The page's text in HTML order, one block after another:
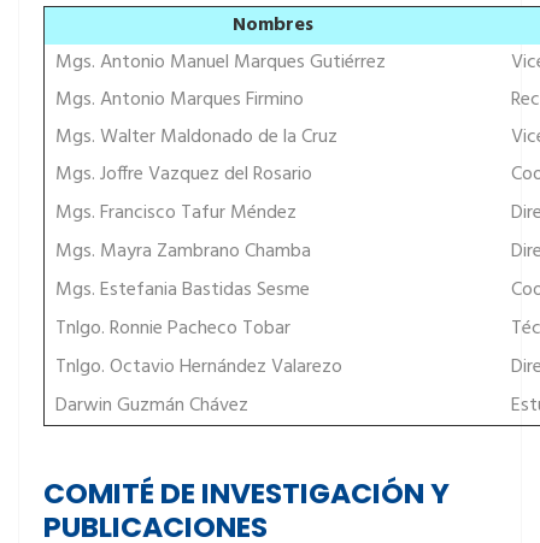
Nombres
Mgs. Antonio Manuel Marques Gutiérrez
Mgs. Antonio Marques Firmino
Mgs. Walter Maldonado de la Cruz
Mgs. Joffre Vazquez del Rosario
Mgs. Francisco Tafur Méndez
Mgs. Mayra Zambrano Chamba
Mgs. Estefania Bastidas Sesme
Tnlgo. Ronnie Pacheco Tobar
Tnlgo. Octavio Hernández Valarezo
Darwin Guzmán Chávez
COMITÉ DE INVESTIGACIÓN Y
PUBLICACIONES